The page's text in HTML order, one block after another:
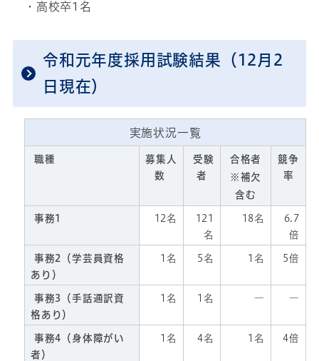
・高校卒1名
令和元年度採用試験結果（12月2
日現在）
実施状況一覧
職種
募集人
数
受験
者
合格者
※補欠
含む
競争
率
事務1 12名
121
名
18名
6.7
倍
事務2（学芸員資格
あり）
1名 5名 1名 5倍
事務3（手話通訳資
格あり）
1名 1名 ― ―
事務4（身体障がい
者）
1名 4名 1名 4倍